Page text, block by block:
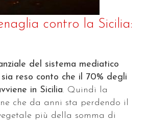
contro la Sicilia:
del sistema mediatico
reso conto che il 70% degli
in Sicilia. Quindi la
che da anni sta perdendo il
più della somma di